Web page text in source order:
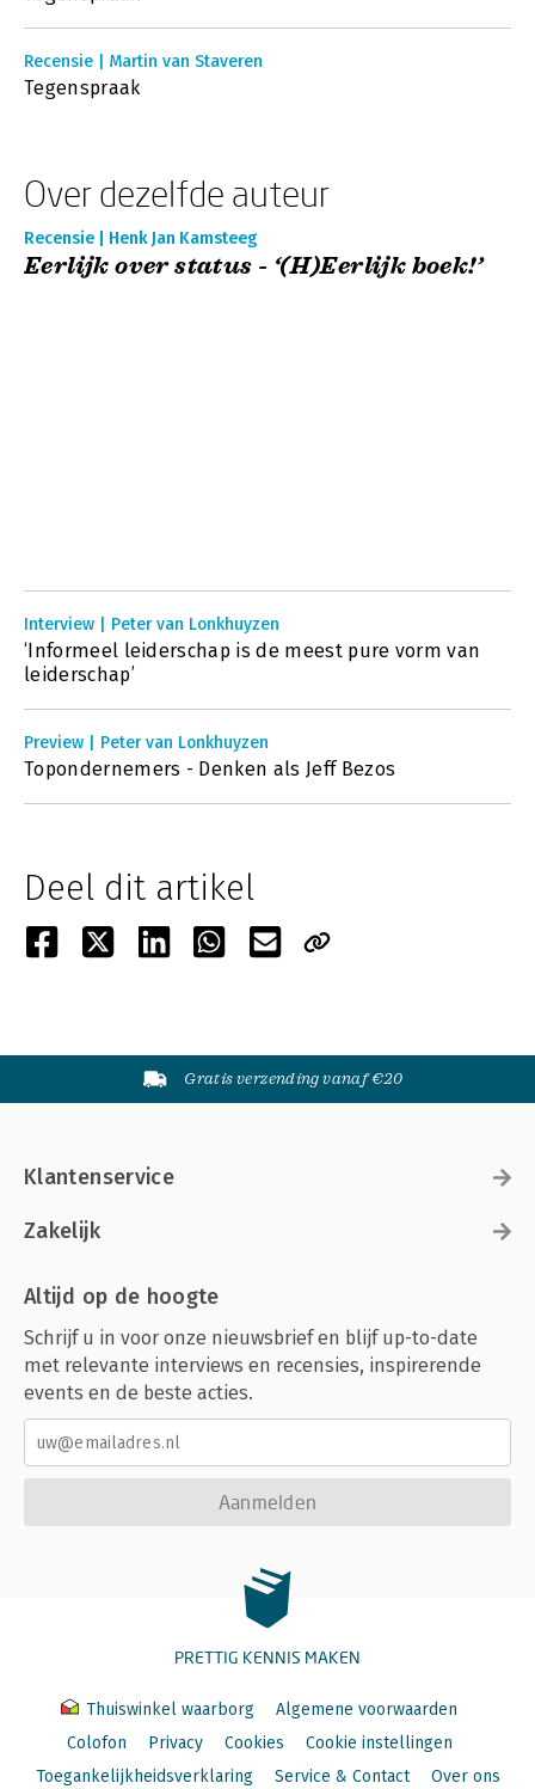
Recensie | Martin van Staveren
Tegenspraak
Over dezelfde auteur
Recensie | Henk Jan Kamsteeg
Eerlijk over status - ‘(H)Eerlijk boek!’
Interview | Peter van Lonkhuyzen
‘Informeel leiderschap is de meest pure vorm van
leiderschap’
Preview | Peter van Lonkhuyzen
Topondernemers - Denken als Jeff Bezos
Deel dit artikel
Gratis verzending vanaf €20
Klantenservice
Zakelijk
Altijd op de hoogte
Schrijf u in voor onze nieuwsbrief en blijf up-to-date
met relevante interviews en recensies, inspirerende
events en de beste acties.
Aanmelden
PRETTIG KENNIS MAKEN
Thuiswinkel waarborg
Algemene voorwaarden
Colofon
Privacy Cookies
Cookie instellingen
Toegankelijkheidsverklaring
Service & Contact Over ons